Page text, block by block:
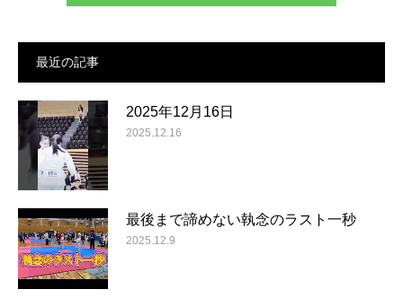
最近の記事
2025年12月16日
2025.12.16
最後まで諦めない執念のラスト一秒
2025.12.9